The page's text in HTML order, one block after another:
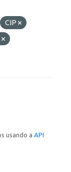
CIP
usando a API